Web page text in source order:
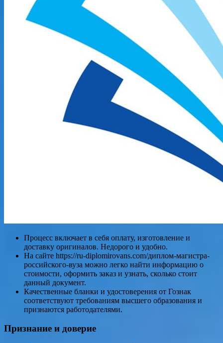
Процесс включает в себя оплату, изготовление и
доставку оригиналов. Недорого и удобно.
На сайте https://ru-diplomirovans.com/диплом-магистра-
российского-вуза можно легко найти информацию о
стоимости, оформить заказ и узнать, сколько стоит
данный документ.
Качественные бланки и удостоверения от Гознак
соответствуют требованиям высшего образования и
признаются работодателями.
Признание и доверие